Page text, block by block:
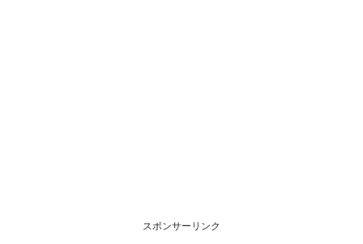
スポンサーリンク